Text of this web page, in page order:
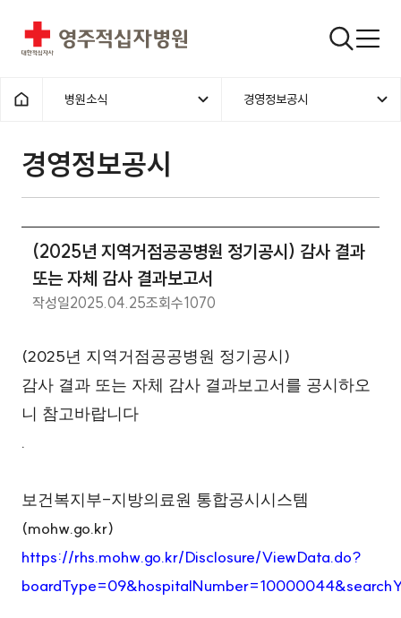
영주적십자병원 검색창
홈으로
병원소식 경영정보공시
경영정보공시
(2025년 지역거점공공병원 정기공시) 감사 결과
또는 자체 감사 결과보고서
작성일2025.04.25조회수1070
(2025년 지역거점공공병원 정기공시 )
감사 결과 또는 자체 감사 결과보고서를 공시하오
니 참고바랍니다
.
보건복지부-지방의료원 통합공시시스템
(mohw.go.kr)
https://rhs.mohw.go.kr/Disclosure/ViewData.do?